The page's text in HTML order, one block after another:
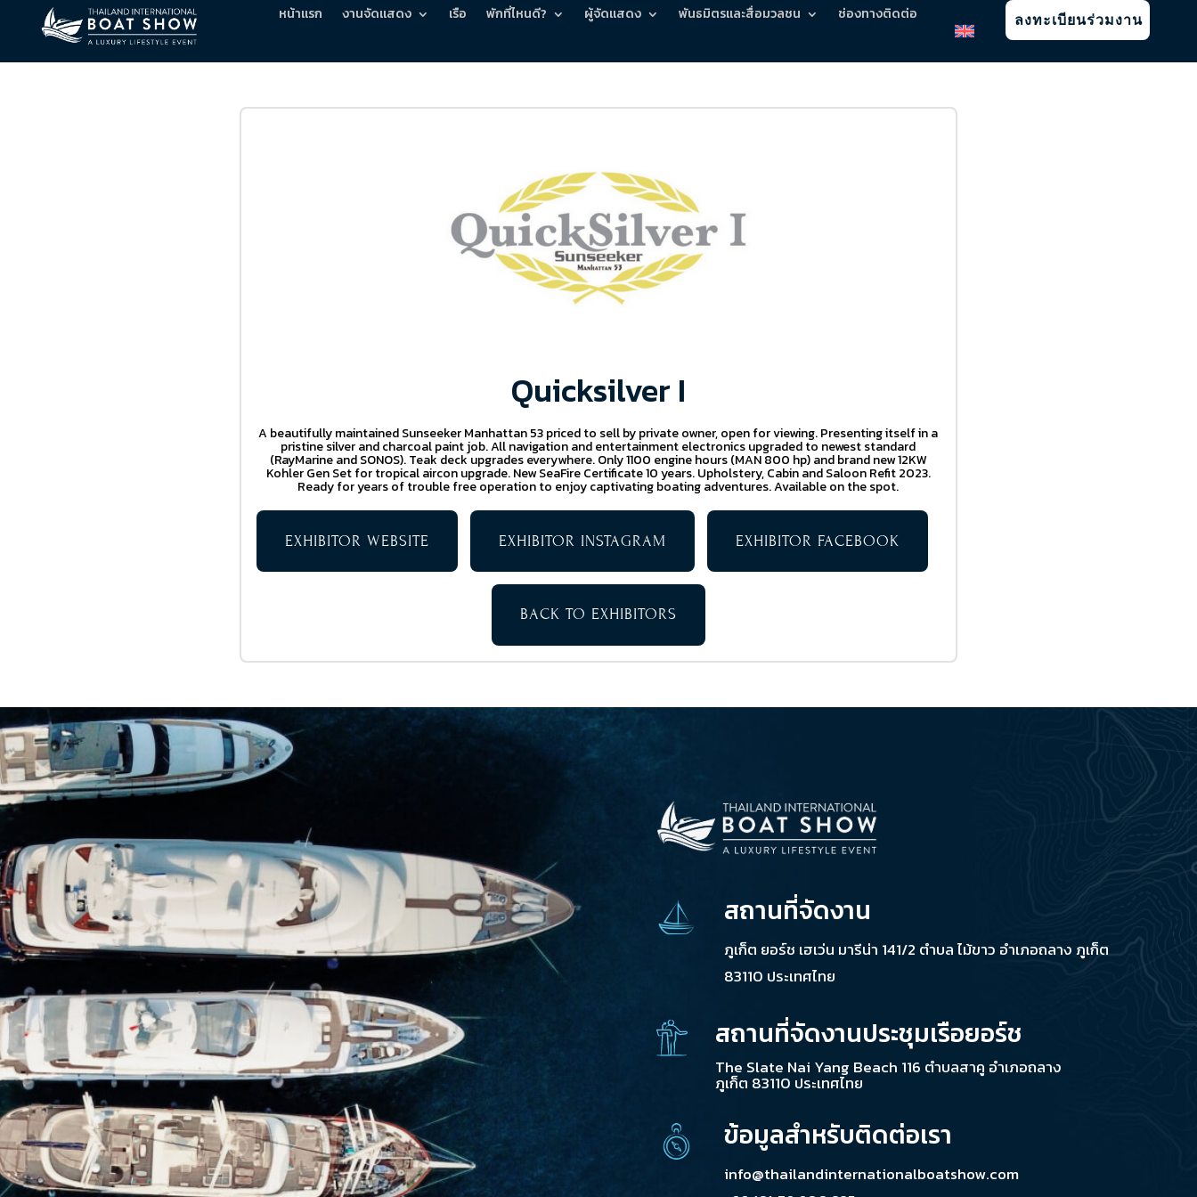
หน้าแรก งานจัดแสดง เรือ พักที่ไหนดี? ผู้จัดแสดง พันธมิตรและสื่อมวลชน ช่องทางติดต่อ ลงทะเบียนร่วมงาน
Quicksilver I
A beautifully maintained Sunseeker Manhattan 53 priced to sell by private owner, open for viewing. Presenting itself in a
pristine silver and charcoal paint job. All navigation and entertainment electronics upgraded to newest standard
(RayMarine and SONOS). Teak deck upgrades everywhere. Only 1100 engine hours (MAN 800 hp) and brand new 12KW
Kohler Gen Set for tropical aircon upgrade. New SeaFire Certificate 10 years. Upholstery, Cabin and Saloon Refit 2023.
Ready for years of trouble free operation to enjoy captivating boating adventures. Available on the spot.
EXHIBITOR WEBSITE EXHIBITOR INSTAGRAM EXHIBITOR FACEBOOK
BACK TO EXHIBITORS
สถานที่จัดงาน
ภูเก็ต ยอร์ช เฮเว่น มารีน่า 141/2 ตำบล ไม้ขาว อำเภอถลาง ภูเก็ต
83110 ประเทศไทย
สถานที่จัดงานประชุมเรือยอร์ช
The Slate Nai Yang Beach 116 ตำบลสาคู อำเภอถลาง
ภูเก็ต 83110 ประเทศไทย
ข้อมูลสำหรับติดต่อเรา
info@thailandinternationalboatshow.com